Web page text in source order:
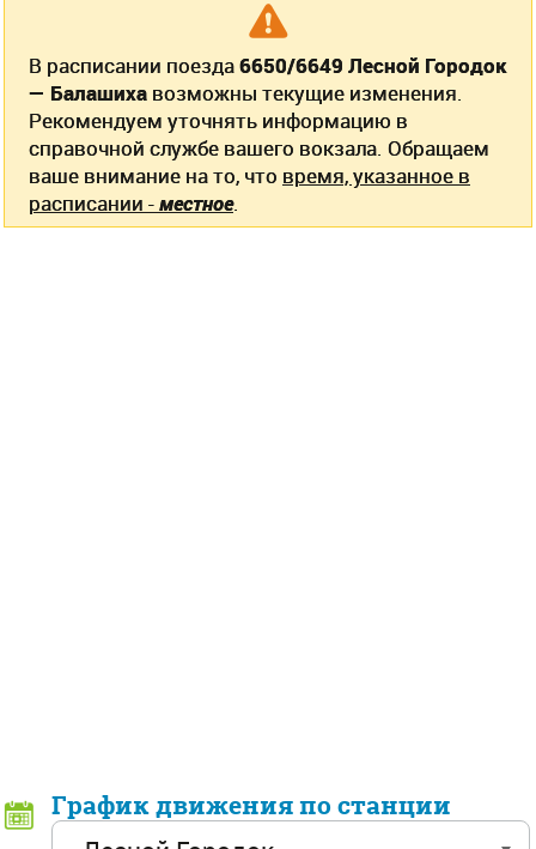
В расписании поезда6650/6649 Лесной Городок
— Балашиха возможны текущие изменения.
Рекомендуем уточнять информацию в
справочной службе вашего вокзала. Обращаем
ваше внимание на то, что время, указанное в
расписании -местное.
График движения по станции